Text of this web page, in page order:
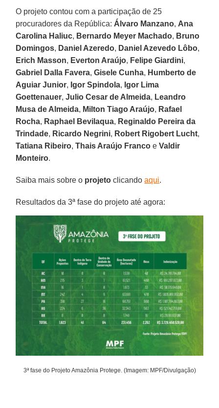
O projeto contou com a participação de 25
procuradores da República: Álvaro Manzano, Ana
Carolina Haliuc, Bernardo Meyer Machado, Bruno
Domingos, Daniel Azeredo, Daniel Azevedo Lôbo,
Erich Masson, Everton Araújo, Felipe Giardini,
Gabriel Dalla Favera,Gisele Cunha, Humberto de
Aguiar Junior, Igor Spindola, Igor Lima
Goettenauer,Julio Cesar de Almeida, Leandro
Musa de Almeida, Milton Tiago Araújo, Rafael
Rocha, Raphael Bevilaqua, Reginaldo Pereira da
Trindade, Ricardo Negrini, Robert Rigobert Lucht,
Tatiana Ribeiro,Thais Araújo Franco eValdir
Monteiro.
Saiba mais sobre o projeto clicandoaqui.
Resultados da 3ª fase do projeto até agora:
3ª fase do Projeto Amazônia Protege. (Imagem: MPF/Divulgação)